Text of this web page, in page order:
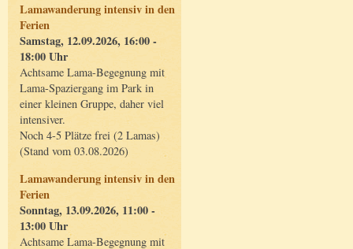
Lamawanderung intensiv in den
Ferien
Samstag, 12.09.2026, 16:00 -
18:00 Uhr
Achtsame Lama-Begegnung mit
Lama-Spaziergang im Park in
einer kleinen Gruppe, daher viel
intensiver.
Noch 4-5 Plätze frei (2 Lamas)
(Stand vom 03.08.2026)
Lamawanderung intensiv in den
Ferien
Sonntag, 13.09.2026, 11:00 -
13:00 Uhr
Achtsame Lama-Begegnung mit